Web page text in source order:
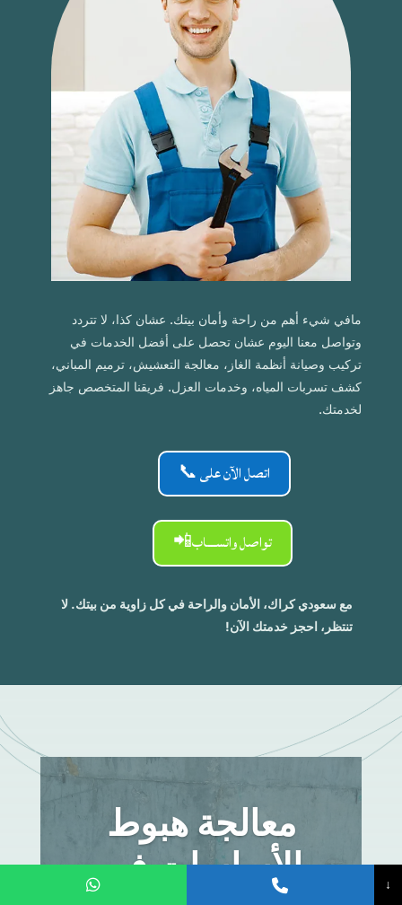
مافي شيء أهم من راحة وأمان بيتك. عشان كذا، لا تتردد
وتواصل معنا اليوم عشان تحصل على أفضل الخدمات في
تركيب وصيانة أنظمة الغاز، معالجة التعشيش، ترميم المباني،
كشف تسربات المياه، وخدمات العزل. فريقنا المتخصص جاهز
لخدمتك.
اتصل الآن على 📞
تواصل واتســـاب📲
مع سعودي كراك، الأمان والراحة في كل زاوية من بيتك. لا
تنتظر، احجز خدمتك الآن!
معالجة هبوط
الأساسات في
↓